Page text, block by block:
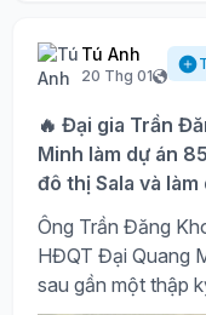
Tú Anh
20 Thg 01
🔥 Đại gia Trần
Minh làm dự án
đô thị Sala và
Ông Trần Đăng
HĐQT Đại Quang
sau gần một thập